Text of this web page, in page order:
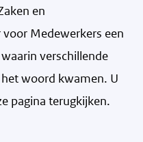
en
Medewerkers een
verschillende
woord kwamen. U
pagina terugkijken.